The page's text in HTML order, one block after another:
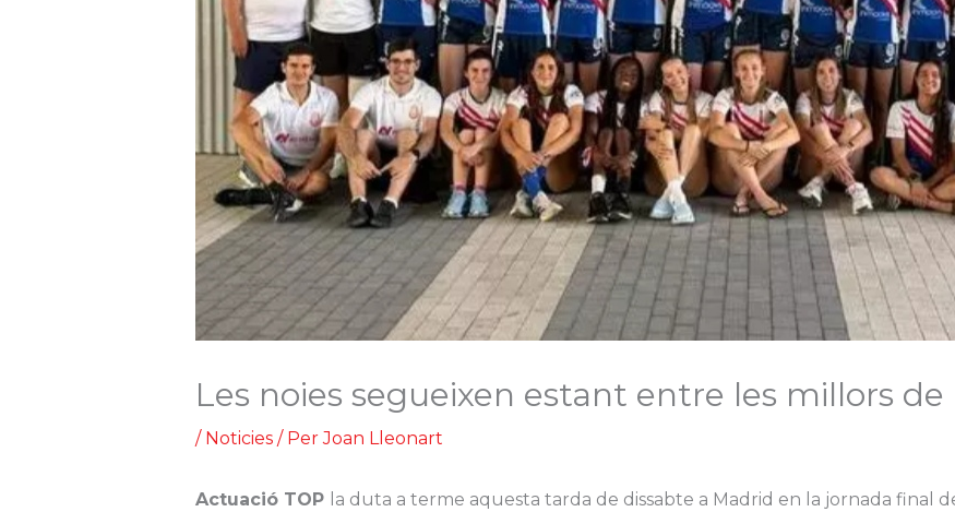
Les noies segueixen estant entre les millors de
/ Noticies/ Per Joan Lleonart
Actuació TOP la duta a terme aquesta tarda de dissabte a Madrid en la jornada final